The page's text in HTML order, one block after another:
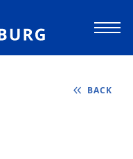
of Applied
BACK